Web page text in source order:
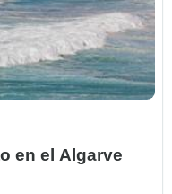
en el Algarve